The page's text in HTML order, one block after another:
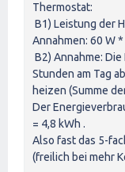
Thermostat:
B1) Leistung der
Annahmen: 60 W
B2) Annahme:
Stunden am Tag
heizen (Summe
Der
= 4,8 kWh .
Also fast das 5-
(freilich bei mehr